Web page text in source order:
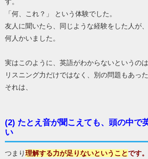
「何、これ？」 という体験でした。
友人に聞いたら、同じような経験をした人が、
何人かいました。
実はこのように、英語がわからないというのは
リスニング力だけではなく、別の問題もあった
それは、
(2) たとえ音が聞こえても、頭の中で
い
つまり理解する力が足りないということです。